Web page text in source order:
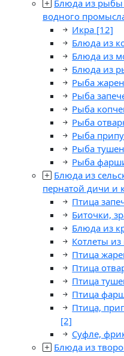
Блюда из
водного
Икра [12]
Блюда из
Блюда из
Блюда из
Рыба
Рыба
Рыба
Рыба
Рыба
Рыба
Рыба
Блюда из
пернатой дичи и
Птица
Биточки,
Блюда из
Котлеты
Птица
Птица
Птица
Птица
Птица,
[2]
Суфле,
Блюда из